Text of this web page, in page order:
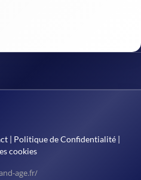
| Politique de Confidentialité |
cookies
age.fr/